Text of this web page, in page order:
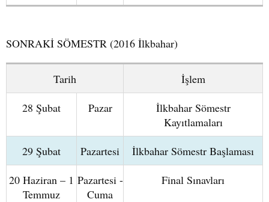
SONRAKİ SÖMESTR (2016 İlkbahar)
Tarih
İşlem
28 Şubat
Pazar
İlkbahar Sömestr
Kayıtlamaları
29 Şubat
Pazartesi
İlkbahar Sömestr Başlaması
20 Haziran – 1
Temmuz
Pazartesi -
Cuma
Final Sınavları